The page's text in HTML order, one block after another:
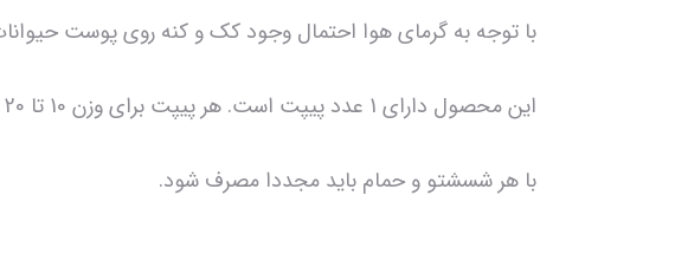
با توجه به گرمای هوا احتمال وجود کک و کنه روی پوست
این محصول دارای 1 عدد پیپت است. هر پیپت برای وزن 10 تا 20 کیلوگرم می باشد.
با هر شسشتو و حمام باید مجددا مصرف شود.